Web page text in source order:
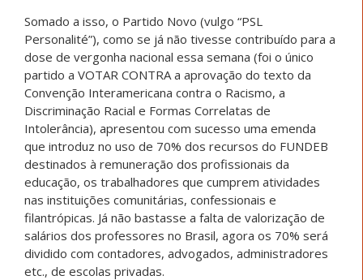
Somado a isso, o Partido Novo (vulgo “PSL
Personalité”), como se já não tivesse contribuído para a
dose de vergonha nacional essa semana (foi o único
partido a VOTAR CONTRA a aprovação do texto da
Convenção Interamericana contra o Racismo, a
Discriminação Racial e Formas Correlatas de
Intolerância), apresentou com sucesso uma emenda
que introduz no uso de 70% dos recursos do FUNDEB
destinados à remuneração dos profissionais da
educação, os trabalhadores que cumprem atividades
nas instituições comunitárias, confessionais e
filantrópicas. Já não bastasse a falta de valorização de
salários dos professores no Brasil, agora os 70% será
dividido com contadores, advogados, administradores
etc., de escolas privadas.